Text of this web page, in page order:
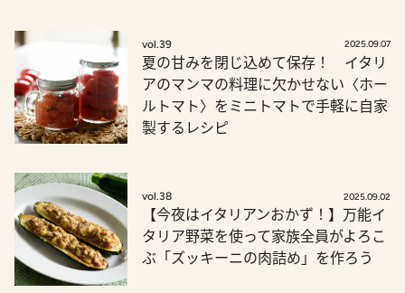
vol.39 2025.09.07
夏の甘みを閉じ込めて保存！ イタリ
アのマンマの料理に欠かせない〈ホー
ルトマト〉をミニトマトで手軽に自家
製するレシピ
vol.38 2025.09.02
【今夜はイタリアンおかず！】万能イ
タリア野菜を使って家族全員がよろこ
ぶ「ズッキーニの肉詰め」を作ろう